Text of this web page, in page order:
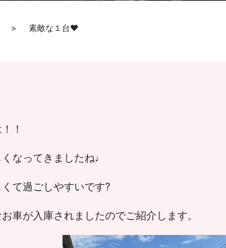
素敵な１台♥
！
なってきましたね♩
て過ごしやすいです?
車が入庫されましたのでご紹介します。